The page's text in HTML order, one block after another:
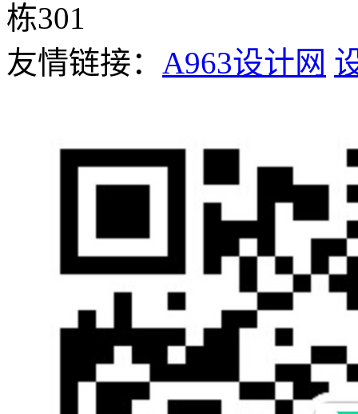
栋301
友情链接： A963设计网